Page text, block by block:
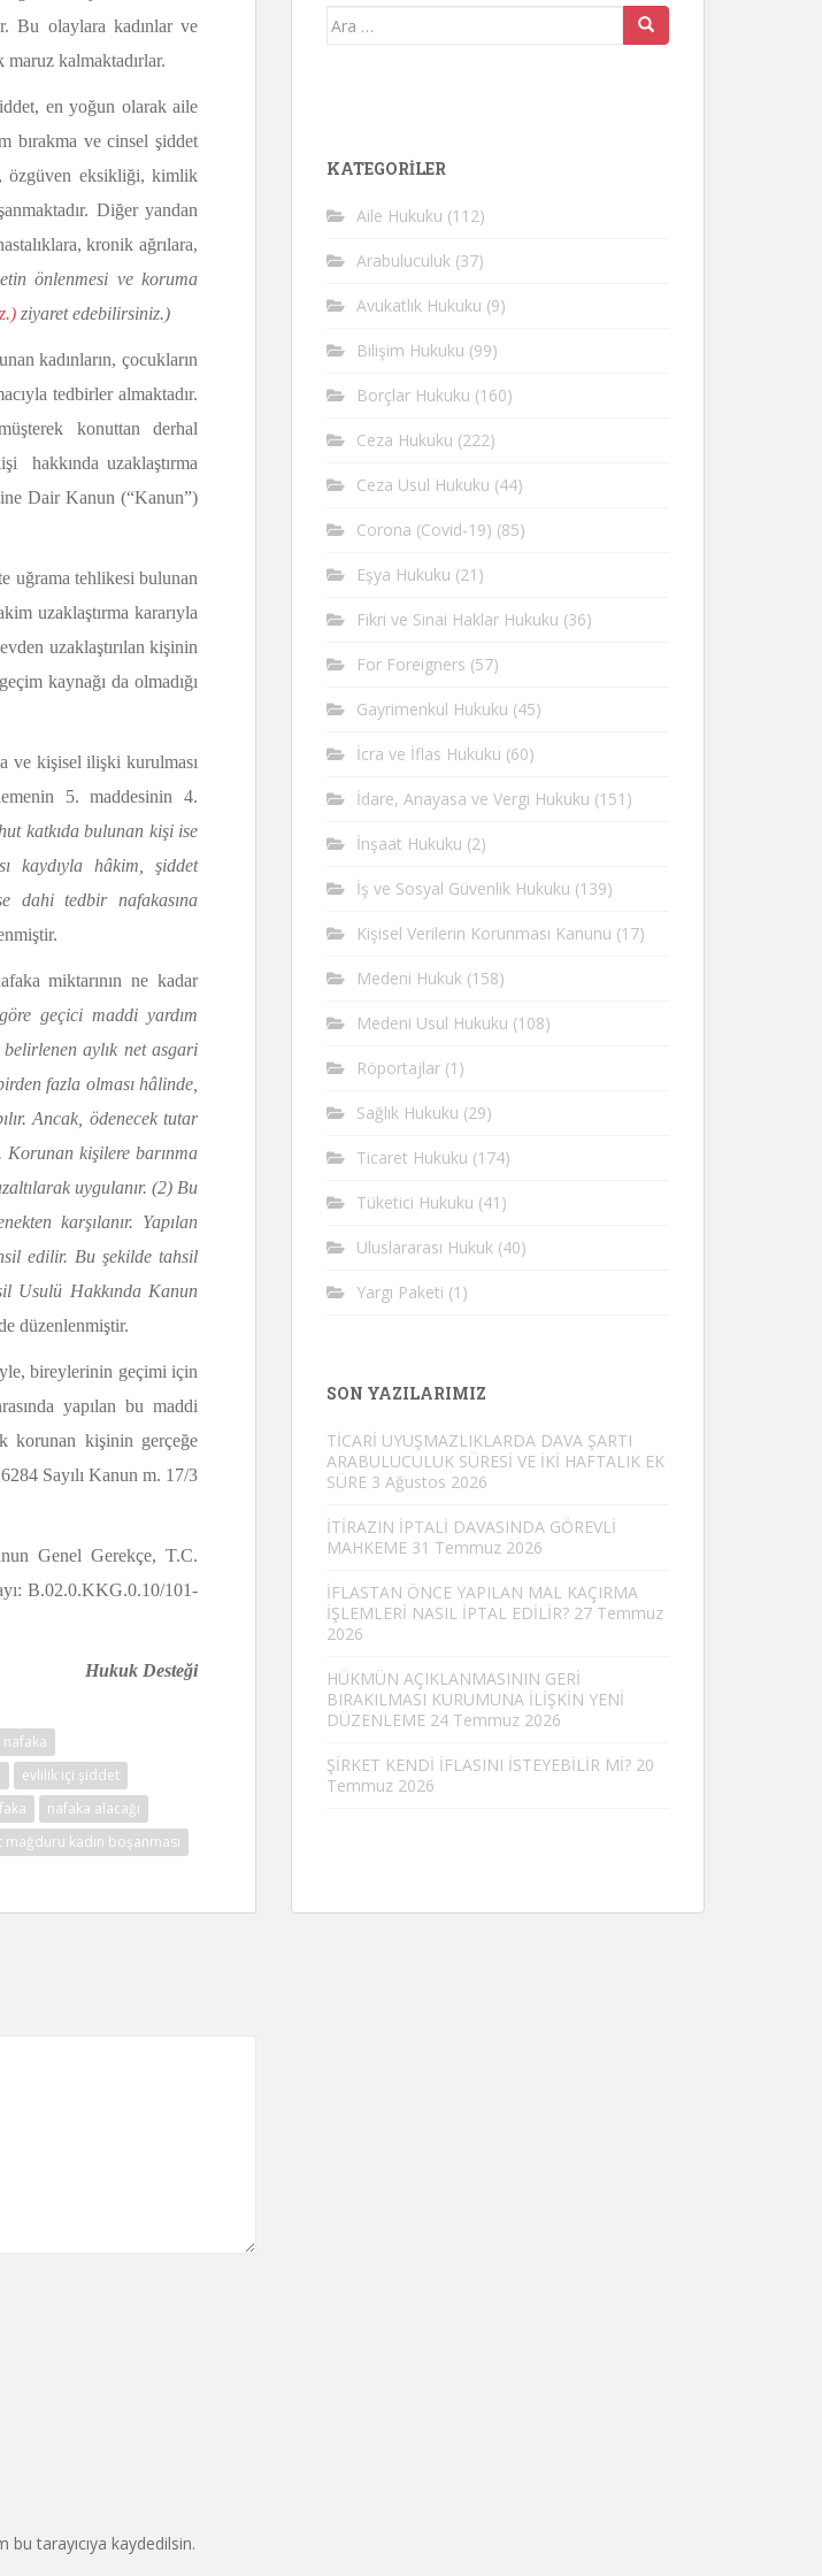
Bu olaylara kadınlar ve
kalmaktadırlar.
en yoğun olarak aile
bırakma ve cinsel şiddet
özgüven eksikliği, kimlik
Diğer yandan
kronik ağrılara,
önlenmesi ve koruma
ziyaret edebilirsiniz.)
kadınların, çocukların
tedbirler almaktadır.
konuttan derhal
hakkında uzaklaştırma
Dair Kanun (“Kanun”)
uğrama tehlikesi bulunan
uzaklaştırma kararıyla
uzaklaştırılan kişinin
kaynağı da olmadığı
ve kişisel ilişki kurulması
5. maddesinin 4.
katkıda bulunan kişi ise
kaydıyla hâkim, şiddet
dahi tedbir nafakasına
miktarının ne kadar
geçici maddi yardım
aylık net asgari
fazla olması hâlinde,
Ancak, ödenecek tutar
Korunan kişilere barınma
uygulanır. (2) Bu
karşılanır. Yapılan
edilir. Bu şekilde tahsil
Usulü Hakkında Kanun
düzenlenmiştir.
bireylerinin geçimi için
yapılan bu maddi
korunan kişinin gerçeğe
Sayılı Kanun m. 17/3
Genel Gerekçe, T.C.
B.02.0.KKG.0.10/101-
Hukuk Desteği
nafaka
evlilik içi şiddet
nafaka alacağı
kadın boşanması
tarayıcıya kaydedilsin.
Arama
KATEGORİLER
Aile Hukuku (112)
Arabuluculuk (37)
Avukatlık Hukuku (9)
Bilişim Hukuku (99)
Borçlar Hukuku (160)
Ceza Hukuku (222)
Ceza Usul Hukuku (44)
Corona (Covid-19) (85)
Eşya Hukuku (21)
Fikri ve Sinai Haklar Hukuku (36)
For Foreigners (57)
Gayrimenkul Hukuku (45)
İcra ve İflas Hukuku (60)
İdare, Anayasa ve Vergi Hukuku (151)
İnşaat Hukuku (2)
İş ve Sosyal Güvenlik Hukuku (139)
Kişisel Verilerin Korunması Kanunu (17)
Medeni Hukuk (158)
Medeni Usul Hukuku (108)
Röportajlar (1)
Sağlık Hukuku (29)
Ticaret Hukuku (174)
Tüketici Hukuku (41)
Uluslararası Hukuk (40)
Yargı Paketi (1)
SON YAZILARIMIZ
TİCARİ UYUŞMAZLIKLARDA DAVA ŞARTI
ARABULUCULUK SÜRESİ VE İKİ HAFTALIK EK
SÜRE 3 Ağustos 2026
İTİRAZIN İPTALİ DAVASINDA GÖREVLİ
MAHKEME 31 Temmuz 2026
İFLASTAN ÖNCE YAPILAN MAL KAÇIRMA
İŞLEMLERİ NASIL İPTAL EDİLİR? 27 Temmuz
2026
HÜKMÜN AÇIKLANMASININ GERİ
BIRAKILMASI KURUMUNA İLİŞKİN YENİ
DÜZENLEME 24 Temmuz 2026
ŞİRKET KENDİ İFLASINI İSTEYEBİLİR Mİ? 20
Temmuz 2026